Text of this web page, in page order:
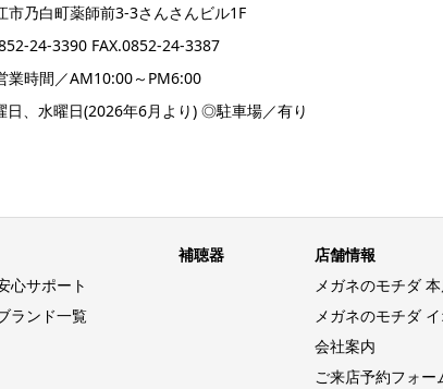
市乃白町薬師前3-3さんさんビル1F
24-3390FAX.0852-24-3387
時間／AM10:00～PM6:00
、水曜日(2026年6月より) ◎駐車場／有り
心サポート
ランド一覧
補聴器
店舗情報
メガネのモチダ
メガネのモチダ
会社案内
ご来店予約フォー